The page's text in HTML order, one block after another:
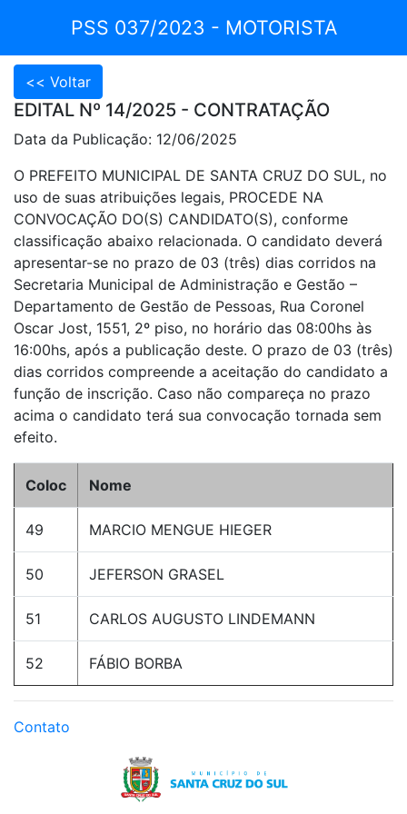
PSS 037/2023 - MOTORISTA
EDITAL Nº 14/2025 - CONTRATAÇÃO
Data da Publicação: 12/06/2025
O PREFEITO MUNICIPAL DE SANTA CRUZ DO SUL, no
uso de suas atribuições legais, PROCEDE NA
CONVOCAÇÃO DO(S) CANDIDATO(S), conforme
classificação abaixo relacionada. O candidato deverá
apresentar-se no prazo de 03 (três) dias corridos na
Secretaria Municipal de Administração e Gestão –
Departamento de Gestão de Pessoas, Rua Coronel
Oscar Jost, 1551, 2º piso, no horário das 08:00hs às
16:00hs, após a publicação deste. O prazo de 03 (três)
dias corridos compreende a aceitação do candidato a
função de inscrição. Caso não compareça no prazo
acima o candidato terá sua convocação tornada sem
efeito.
Coloc Nome
49 MARCIO MENGUE HIEGER
50 JEFERSON GRASEL
51 CARLOS AUGUSTO LINDEMANN
52 FÁBIO BORBA
Contato